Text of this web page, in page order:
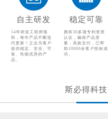
其他配件产品
自主研发
14年研发工程师领
衔，每年产品不断迭
代更新！立志为客户
提供稳定、安全、可
靠、性能优异的产
品。
稳定可靠
拥有30多项专利资质
认证，确保产品质
量，高效交付，已帮
助10000余客户投标成
功。
斯必得科技